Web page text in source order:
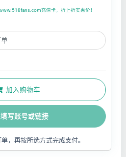
充值卡，折上折实惠价！
加入购物车
写账号或链接
，再按所选方式完成支付。